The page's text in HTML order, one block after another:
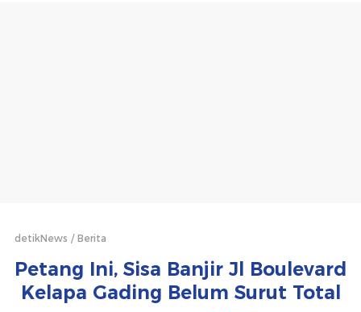
detikNews Berita
Petang Ini, Sisa Banjir Jl Boulevard
Kelapa Gading Belum Surut Total